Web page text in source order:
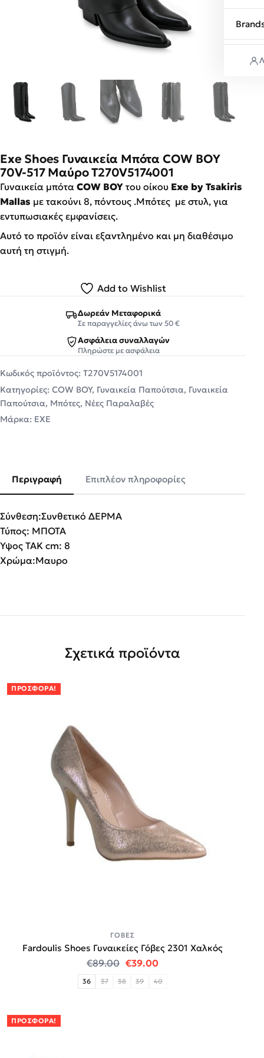
Exe Shoes Γυναικεία Μπότα COW BOY
70V-517 Μαύρο T270V5174001
Γυναικεία μπότα COW BOY του οίκου Exe by Tsakiris
Mallas με τακούνι 8, πόντους .Mπότες με στυλ, για
εντυπωσιακές εμφανίσεις.
Αυτό το προϊόν είναι εξαντλημένο και μη διαθέσιμο
αυτή τη στιγμή.
Add to Wishlist
Δωρεάν Μεταφορικά
Σε παραγγελίες άνω των 50 €
Ασφάλεια συναλλαγών
Πληρώστε με ασφάλεια
Κωδικός προϊόντος: T270V5174001
Κατηγορίες: COW BOY, Γυναικεία Παπούτσια, Γυναικεία
Παπούτσια, Μπότες, Νέες Παραλαβές
Μάρκα: EXE
Περιγραφή Επιπλέον πληροφορίες
Σύνθεση:Συνθετικό ΔΕΡΜΑ
Τύπος: ΜΠΟΤΑ
Υψος ΤΑΚ cm: 8
Χρώμα:Μαυρο
Σχετικά προϊόντα
ΠΡΟΣΦΟΡΆ!
ΓΌΒΕΣ
Fardoulis Shoes Γυναικείες Γόβες 2301 Χαλκός
€89.00 Original price was: €89.00.
€39.00Η τρέχουσα τιμή
36 37 38 39 40
ΠΡΟΣΦΟΡΆ!